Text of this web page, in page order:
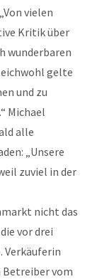
vielen
Kritik über
wunderbaren
gelte
und zu
Michael
alle
„Unsere
zuviel in der
nicht das
vor drei
Verkäuferin
Betreiber vom